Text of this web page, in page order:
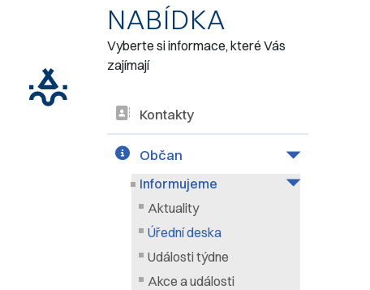
NABÍDKA
Vyberte si informace, které Vás
zajímají
Kontakty
Občan
Informujeme
Aktuality
Úřední deska
Události týdne
Akce a události